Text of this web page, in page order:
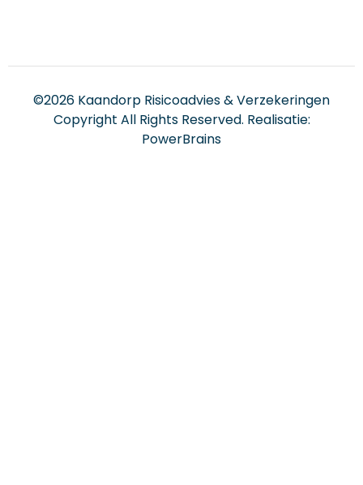
©2026 Kaandorp Risicoadvies & Verzekeringen
Copyright All Rights Reserved. Realisatie:
PowerBrains